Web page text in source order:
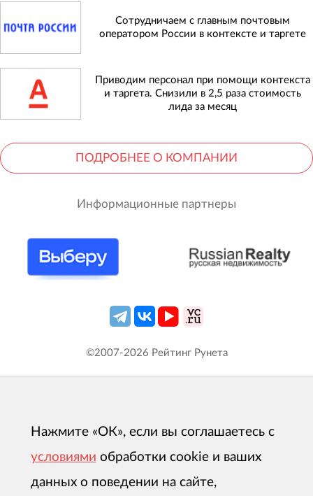
Сотрудничаем с главным почтовым
оператором России в контексте и таргете
Приводим персонал при помощи контекста
и таргета. Снизили в 2,5 раза стоимость
лида за месяц
ПОДРОБНЕЕ О КОМПАНИИ
Информационные партнеры
©2007-2026 Рейтинг Рунета
Нажмите «ОК», если вы соглашаетесь с
условиями обработки cookie и ваших
данных о поведении на сайте,